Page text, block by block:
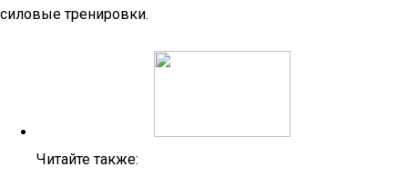
силовые тренировки.
Читайте также: